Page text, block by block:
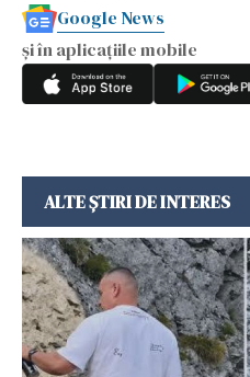
Google News
și în aplicațiile mobile
ALTE ȘTIRI DE INTERES